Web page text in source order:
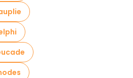
ville à Athènes
Athènes
locales à Athènes
gratuites à Athènes